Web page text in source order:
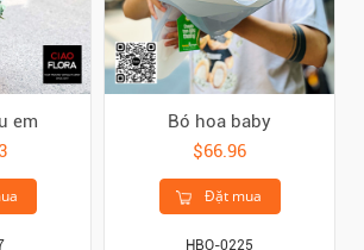
em
Bó hoa baby
$66.96
Đặt mua
HBO-0225